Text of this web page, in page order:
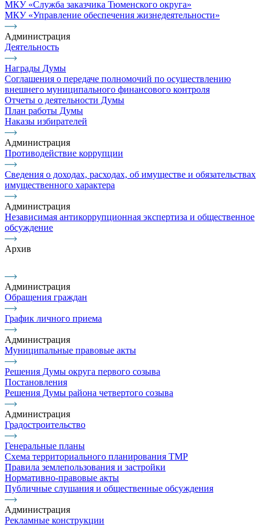
МКУ «Служба заказчика Тюменского округа»
МКУ «Управление обеспечения жизнедеятельности»
Администрация
Деятельность
Награды Думы
Соглашения о передаче полномочий по осуществлению
внешнего муниципального финансового контроля
Отчеты о деятельности Думы
План работы Думы
Наказы избирателей
Администрация
Противодействие коррупции
Сведения о доходах, расходах, об имуществе и обязательствах
имущественного характера
Администрация
Независимая антикоррупционная экспертиза и общественное
обсуждение
Архив
Администрация
Обращения граждан
График личного приема
Администрация
Муниципальные правовые акты
Решения Думы округа первого созыва
Постановления
Решения Думы района четвертого созыва
Администрация
Градостроительство
Генеральные планы
Схема территориального планирования ТМР
Правила землепользования и застройки
Нормативно-правовые акты
Публичные слушания и общественные обсуждения
Администрация
Рекламные конструкции